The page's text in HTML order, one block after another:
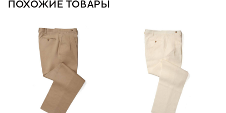
ПОХОЖИЕ ТОВАРЫ